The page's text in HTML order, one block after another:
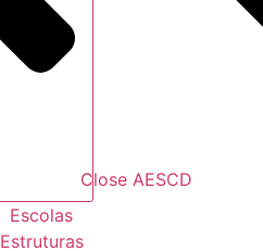
Close AESCD
Escolas
Estruturas